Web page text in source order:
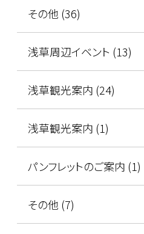
その他 (36)
浅草周辺イベント (13)
浅草観光案内 (24)
浅草観光案内 (1)
パンフレットのご案内 (1)
その他 (7)